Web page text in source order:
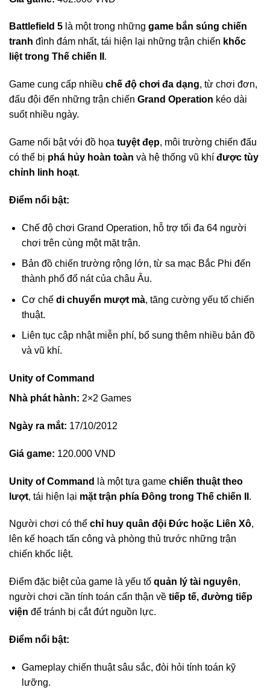
Battlefield 5 là một trong những game bắn súng chiến
tranh đình đám nhất, tái hiện lại những trận chiến khốc
liệt trong Thế chiến II .
Game cung cấp nhiều chế độ chơi đa dạng, từ chơi đơn,
đấu đội đến những trận chiến Grand Operation kéo dài
suốt nhiều ngày.
Game nổi bật với đồ họa tuyệt đẹp, môi trường chiến đấu
có thể bị phá hủy hoàn toàn và hệ thống vũ khí được tùy
chỉnh linh hoạt.
Điểm nổi bật:
Chế độ chơi Grand Operation, hỗ trợ tối đa 64 người
chơi trên cùng một mặt trận.
Bản đồ chiến trường rộng lớn, từ sa mạc Bắc Phi đến
thành phố đổ nát của châu Âu.
Cơ chế di chuyển mượt mà, tăng cường yếu tố chiến
thuật.
Liên tục cập nhật miễn phí, bổ sung thêm nhiều bản đồ
và vũ khí.
Unity of Command
Nhà phát hành: 2×2 Games
Ngày ra mắt: 17/10/2012
Giá game: 120.000 VND
Unity of Command là một tựa game chiến thuật theo
lượt, tái hiện lại mặt trận phía Đông trong Thế chiến II .
Người chơi có thể chỉ huy quân đội Đức hoặc Liên Xô,
lên kế hoạch tấn công và phòng thủ trước những trận
chiến khốc liệt.
Điểm đặc biệt của game là yếu tố quản lý tài nguyên,
người chơi cần tính toán cẩn thận về tiếp tế, đường tiếp
viện để tránh bị cắt đứt nguồn lực.
Điểm nổi bật:
Gameplay chiến thuật sâu sắc, đòi hỏi tính toán kỹ
lưỡng.